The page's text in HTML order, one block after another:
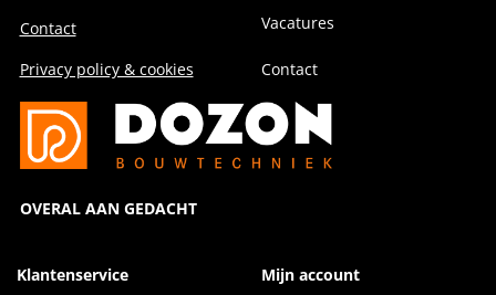
Contact
Privacy policy & cookies
OVERAL AAN GEDACHT
Vacatures
Contact
Klantenservice Mijn account